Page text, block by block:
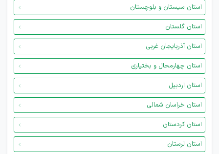
استان سیستان و بلوچستان
استان گلستان
استان آذربایجان غربی
استان چهارمحال و بختیاری
استان اردبیل
استان خراسان شمالی
استان کردستان
استان لرستان